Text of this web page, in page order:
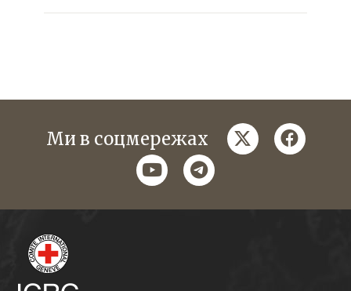
Ми в соцмережах twitter
youtubetelegram